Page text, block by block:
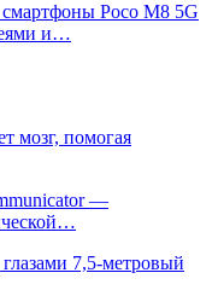
Poco M8 5G
и…
мозг, помогая
—
7,5-метровый